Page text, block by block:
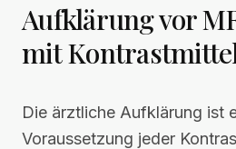
Aufklärung vor
mit
Die ärztliche Aufklärung ist
Voraussetzung jeder